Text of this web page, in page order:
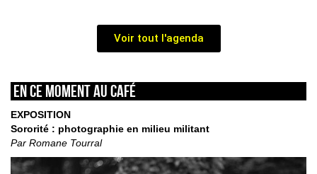
Voir tout l'agenda
En ce moment au café
EXPOSITION
Sororité : photographie en milieu militant
Par Romane Tourral